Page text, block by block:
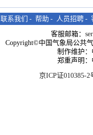
联系我们 - 帮助 - 人员招聘 -
客服邮箱：
Copyright©中国气象局公共
制作维护
郑重声明
京ICP证010385-2